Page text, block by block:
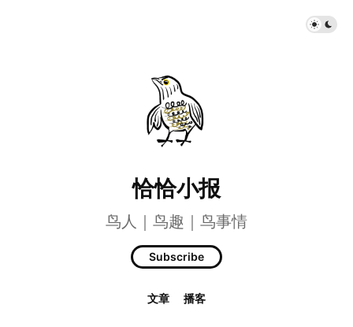
恰恰小报
鸟人｜鸟趣｜鸟事情
Subscribe
文章 播客